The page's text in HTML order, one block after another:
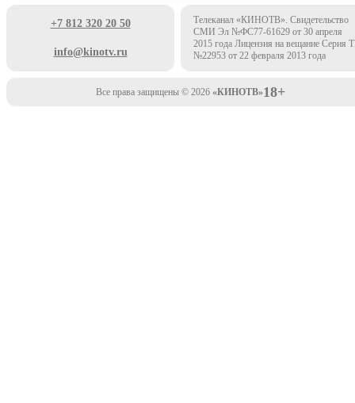
+7 812 320 20 50
info@kinotv.ru
Телеканал «КИНОТВ». Свидетельство
СМИ Эл №ФС77-61629 от 30 апреля
2015 года Лицензия на вещание Серия
№22953 от 22 февраля 2013 года
Все права защищены © 2026 «КИНОТВ»18+